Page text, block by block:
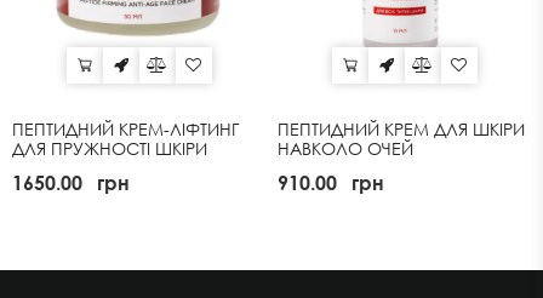
ПЕПТИДНИЙ КРЕМ-ЛІФТИНГ
ДЛЯ ПРУЖНОСТІ ШКІРИ
1650.00 грн
ПЕПТИДНИЙ КРЕМ ДЛЯ ШКІРИ
НАВКОЛО ОЧЕЙ
910.00 грн